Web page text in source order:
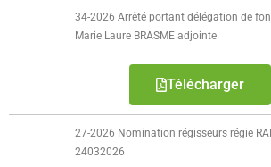
- - la Mission Locale Métropole Sud
- Gestion des déchets
- Locations de salles
34-2026 Arrêté portant délégation de
Marie Laure BRASME adjointe
Télécharger
27-2026 Nomination régisseurs régie
24032026